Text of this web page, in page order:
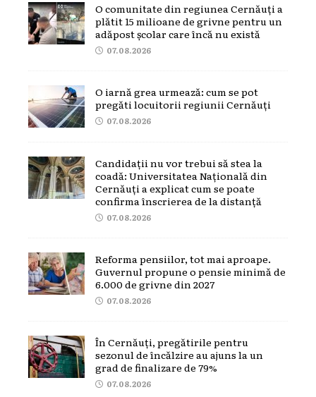
O comunitate din regiunea Cernăuți a
plătit 15 milioane de grivne pentru un
adăpost școlar care încă nu există
07.08.2026
O iarnă grea urmează: cum se pot
pregăti locuitorii regiunii Cernăuți
07.08.2026
Candidații nu vor trebui să stea la
coadă: Universitatea Națională din
Cernăuți a explicat cum se poate
confirma înscrierea de la distanță
07.08.2026
Reforma pensiilor, tot mai aproape.
Guvernul propune o pensie minimă de
6.000 de grivne din 2027
07.08.2026
În Cernăuți, pregătirile pentru
sezonul de încălzire au ajuns la un
grad de finalizare de 79%
07.08.2026